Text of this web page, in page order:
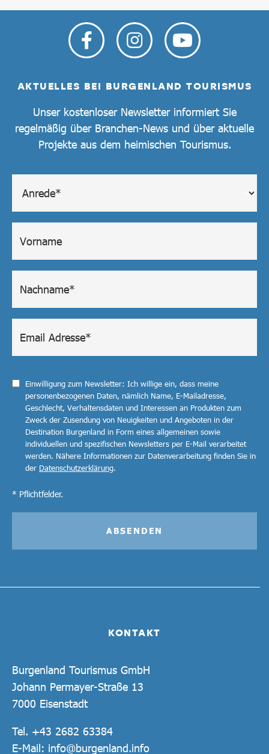
KONTAKT
Burgenland Tourismus GmbH
Johann Permayer-Straße 13
7000 Eisenstadt
Tel. +43 2682 63384
E-Mail: info@burgenland.info
AKTUELLES BEI BURGENLAND TOURISMUS
Unser kostenloser Newsletter informiert Sie
regelmäßig über Branchen-News und über aktuelle
Projekte aus dem heimischen Tourismus.
Einwilligung zum Newsletter: Ich willige ein, dass meine
personenbezogenen Daten, nämlich Name, E-Mailadresse,
Geschlecht, Verhaltensdaten und Interessen an Produkten zum
Zweck der Zusendung von Neuigkeiten und Angeboten in der
Destination Burgenland in Form eines allgemeinen sowie
individuellen und spezifischen Newsletters per E-Mail verarbeitet
werden. Nähere Informationen zur Datenverarbeitung finden Sie in
der Datenschutzerklärung.
* Pflichtfelder.
ABSENDEN